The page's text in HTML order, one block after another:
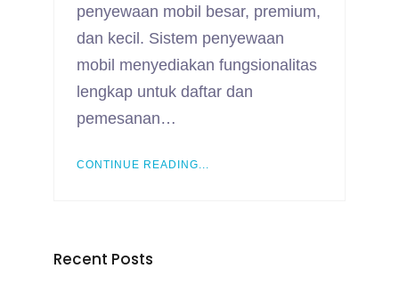
penyewaan mobil besar, premium,
dan kecil. Sistem penyewaan
mobil menyediakan fungsionalitas
lengkap untuk daftar dan
pemesanan…
CONTINUE READING...
Recent Posts